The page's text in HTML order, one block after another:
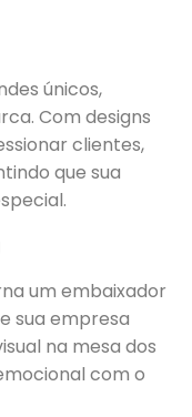
únicos,
Com designs
clientes,
que sua
um embaixador
sua empresa
na mesa dos
com o